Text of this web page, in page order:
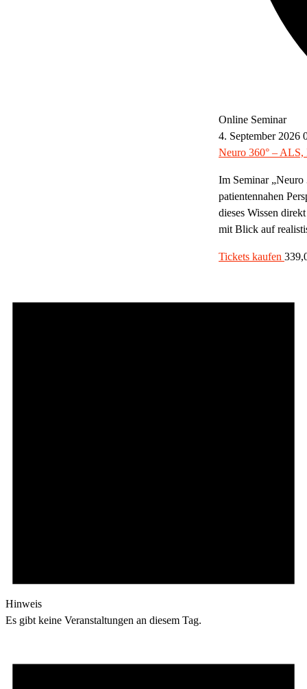
Online Seminar
4. September 2026
Neuro 360° –
Im Seminar
patientennahen
dieses Wissen
mit Blick auf
Tickets kaufen
Hinweis
Es gibt keine Veranstaltungen an diesem Tag.